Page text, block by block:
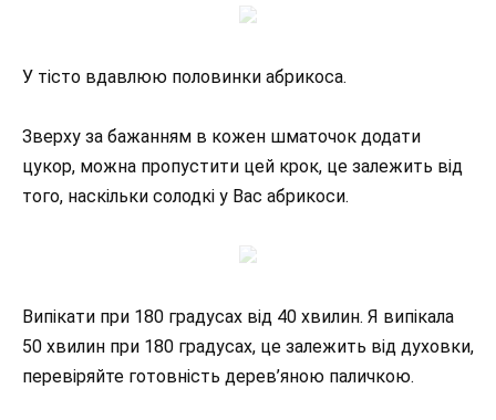
У тісто вдавлюю половинки абрикоса.
Зверху за бажанням в кожен шматочок додати
цукор, можна пропустити цей крок, це залежить від
того, наскільки солодкі у Вас абрикоси.
Випікати при 180 градусах від 40 хвилин. Я випікала
50 хвилин при 180 градусах, це залежить від духовки,
перевіряйте готовність дерев’яною паличкою.